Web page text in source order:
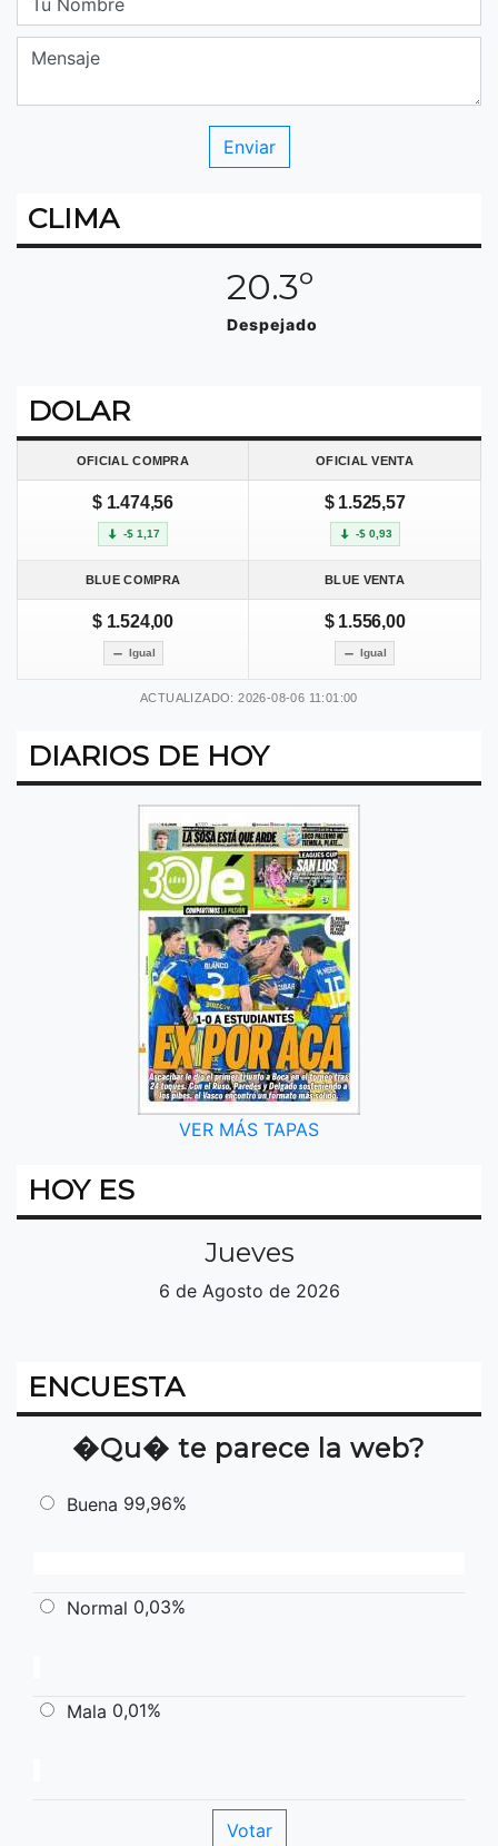
CLIMA
20.3º
Despejado
DOLAR
OFICIAL COMPRA OFICIAL VENTA
$ 1.474,56
-$ 1,17
$ 1.525,57
-$ 0,93
BLUE COMPRA BLUE VENTA
$ 1.524,00
Igual
$ 1.556,00
Igual
ACTUALIZADO: 2026-08-06 11:01:00
DIARIOS DE HOY
VER MÁS TAPAS
HOY ES
Jueves
6 de Agosto de 2026
ENCUESTA
�Qu� te parece la web?
Buena 99,96%
Normal 0,03%
Mala 0,01%